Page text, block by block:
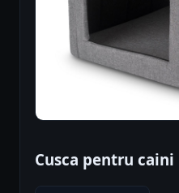
Cusca pentru